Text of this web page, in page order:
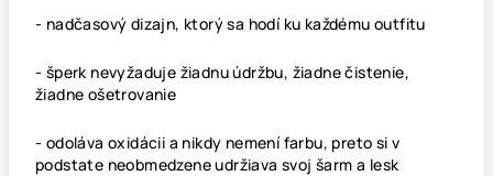
- nadčasový dizajn, ktorý sa hodí ku každému outfitu
- šperk nevyžaduje žiadnu údržbu, žiadne čistenie,
žiadne ošetrovanie
- odoláva oxidácii a nikdy nemení farbu, preto si v
podstate neobmedzene udržiava svoj šarm a lesk